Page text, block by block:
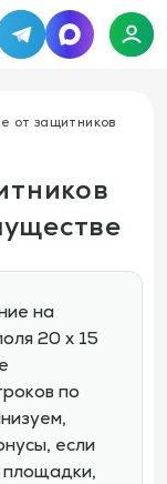
TelegramMAX
от защитников
на
20 х 15
по
если
площадки,